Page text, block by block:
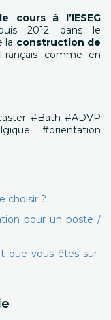
cours à l’IESEG
2012 dans le
la construction de
comme en
#Bath #ADVP
#orientation
choisir ?
pour un poste /
que vous êtes sur-